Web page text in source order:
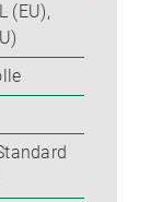
(EU),